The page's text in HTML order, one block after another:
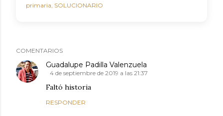
primaria SOLUCIONARIO
COMENTARIOS
Guadalupe Padilla Valenzuela
4 de septiembre de 2019 a las 21:37
Faltó historia
RESPONDER